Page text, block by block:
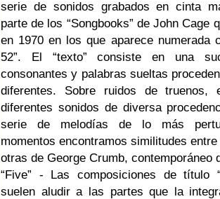
serie de sonidos grabados en cinta
parte de los “Songbooks” de John Cage
en 1970 en los que aparece numerada
52”. El “texto” consiste en una
consonantes y palabras sueltas
diferentes. Sobre ruidos de truenos,
diferentes sonidos de diversa
serie de melodías de lo más
momentos encontramos similitudes
otras de George Crumb, contemporáneo
“Five” - Las composiciones de título
suelen aludir a las partes que la